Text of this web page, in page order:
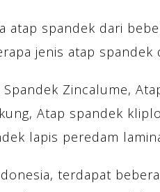
atap spandek dari
jenis atap spandek
Spandek Zincalume,
Atap spandek
lapis peredam
terdapat